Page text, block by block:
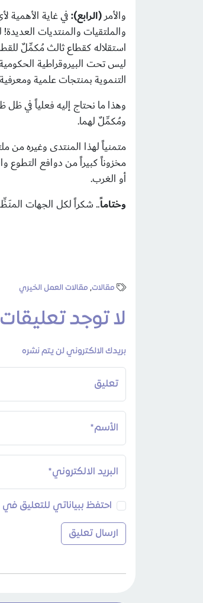
والأمر(الرابع):في غاية الأهمية
والملتقيات والمنتديات
استقلاله كقطاع ثالث مُكمِّلٌ
ليس تحت البيروقراطية
التنموية بمنتجات علمية
وهذا ما نحتاج إليه فعلياً في
ومُكمِّلٌ لهما.
متمنياً لهذا المنتدى وغيره من
مخزوناً كبيراً من دوافع التطوع
أو الغرب.
وختاماً.. شكراً لكل الجهات
مقالات, مقالات العمل الخيري
لا توجد تعليقات
بريدك الالكتروني لن يتم نشره
تعليق
الأسم*
البريد الالكتروني*
احتفظ ببياناتي للتعليق في